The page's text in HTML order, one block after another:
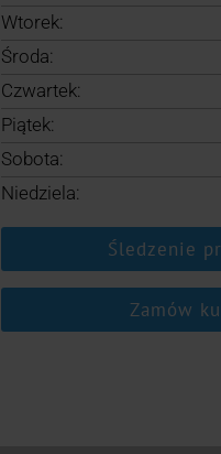
Wtorek:
Środa:
Czwartek:
Piątek:
Sobota:
Niedziela:
Śledzenie
Zamów